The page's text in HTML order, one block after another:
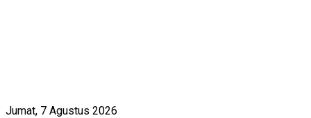
Jumat, 7 Agustus 2026